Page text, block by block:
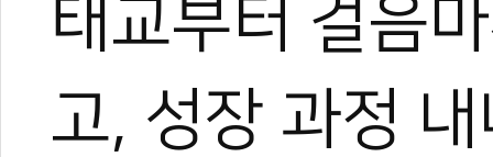
태교부터 걸음
고, 성장 과정